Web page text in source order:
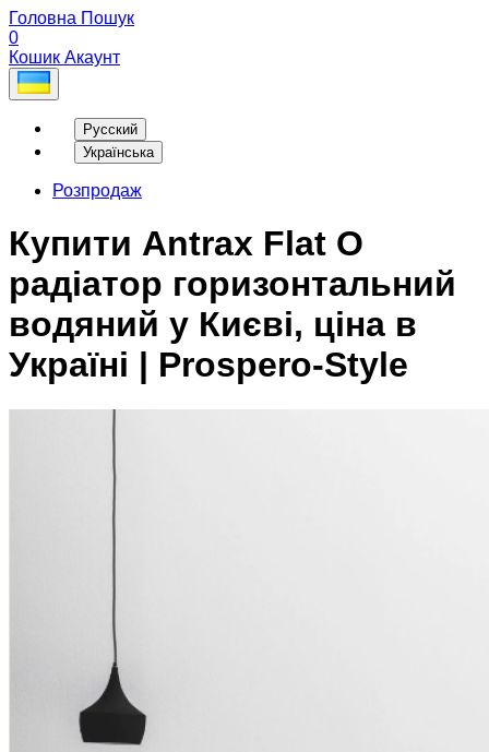
Головна Пошук
0
Кошик Акаунт
Русский
Українська
Розпродаж
Купити Antrax Flat O
радіатор горизонтальний
водяний у Києві, ціна в
Україні | Prospero-Style